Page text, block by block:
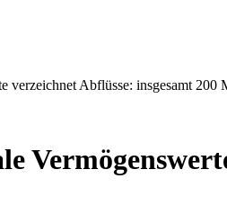
verzeichnet Abflüsse: insgesamt